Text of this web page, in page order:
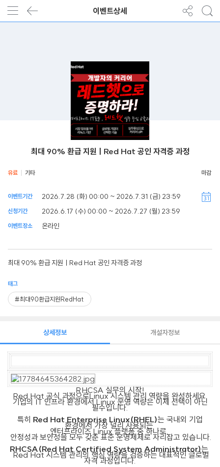
이벤트상세
최대 90% 환급 지원ㅣRed Hat 공인 자격증 과정
유료 기타
이벤트기간 2026.7.28 (화) 00:00 ~ 2026.7.31 (금) 23:59
신청기간 2026.6.17 (수) 00:00 ~ 2026.7.27 (월) 23:59
이벤트장소 온라인
최대 90% 환급 지원ㅣRed Hat 공인 자격증 과정
태그
#최대90환급지원RedHat
상세정보
RHCSA 실무의 시작!
Red Hat 공식 과정으로Linux 시스템 관리 역량을 완성하세요.
기업의 IT 인프라 환경에서 Linux 운영 역량은 이제 선택이 아닌
필수입니다.
특히 Red Hat Enterprise Linux(RHEL)는 국내외 기업
환경에서 가장 널리 사용되는
엔터프라이즈 Linux 플랫폼 중 하나로,
안정성과 보안성을 모두 갖춘 표준 운영체제로 자리잡고 있습니다.
RHCSA(Red Hat Certified System Administrator)는
Red Hat 시스템 관리의 핵심 역량을 검증하는 대표적인 글로벌
자격 과정입니다.
개설자정보